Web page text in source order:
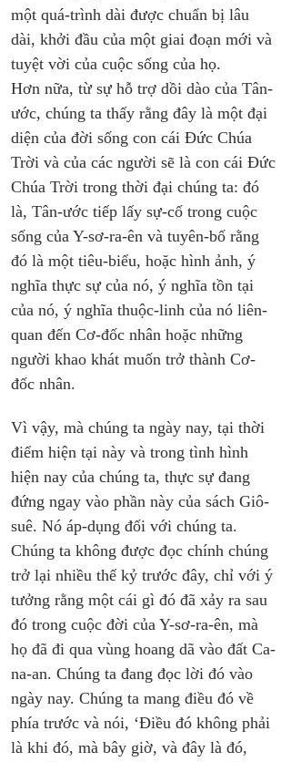
một quá-trình dài được chuẩn bị lâu
dài, khởi đầu của một giai đoạn mới và
tuyệt vời của cuộc sống của họ.
Hơn nữa, từ sự hỗ trợ dồi dào của Tân-
ước, chúng ta thấy rằng đây là một đại
diện của đời sống con cái Đức Chúa
Trời và của các người sẽ là con cái Đức
Chúa Trời trong thời đại chúng ta: đó
là, Tân-ước tiếp lấy sự-cố trong cuộc
sống của Y-sơ-ra-ên và tuyên-bố rằng
đó là một tiêu-biểu, hoặc hình ảnh, ý
nghĩa thực sự của nó, ý nghĩa tồn tại
của nó, ý nghĩa thuộc-linh của nó liên-
quan đến Cơ-đốc nhân hoặc những
người khao khát muốn trở thành Cơ-
đốc nhân.
Vì vậy, mà chúng ta ngày nay, tại thời
điểm hiện tại này và trong tình hình
hiện nay của chúng ta, thực sự đang
đứng ngay vào phần này của sách Giô-
suê. Nó áp-dụng đối với chúng ta.
Chúng ta không được đọc chính chúng
trở lại nhiều thế kỷ trước đây, chỉ với ý
tưởng rằng một cái gì đó đã xảy ra sau
đó trong cuộc đời của Y-sơ-ra-ên, mà
họ đã đi qua vùng hoang dã vào đất Ca-
na-an. Chúng ta đang đọc lời đó vào
ngày nay. Chúng ta mang điều đó về
phía trước và nói, ‘Điều đó không phải
là khi đó, mà bây giờ, và đây là đó,